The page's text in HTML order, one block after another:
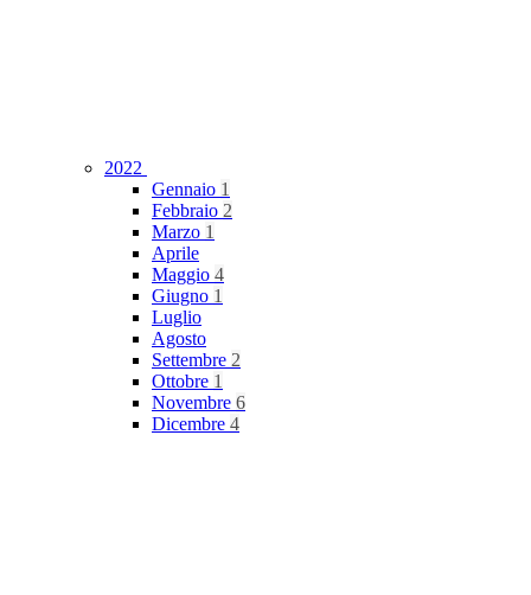
2022
Gennaio 1
Febbraio 2
Marzo 1
Aprile
Maggio 4
Giugno 1
Luglio
Agosto
Settembre 2
Ottobre 1
Novembre 6
Dicembre 4